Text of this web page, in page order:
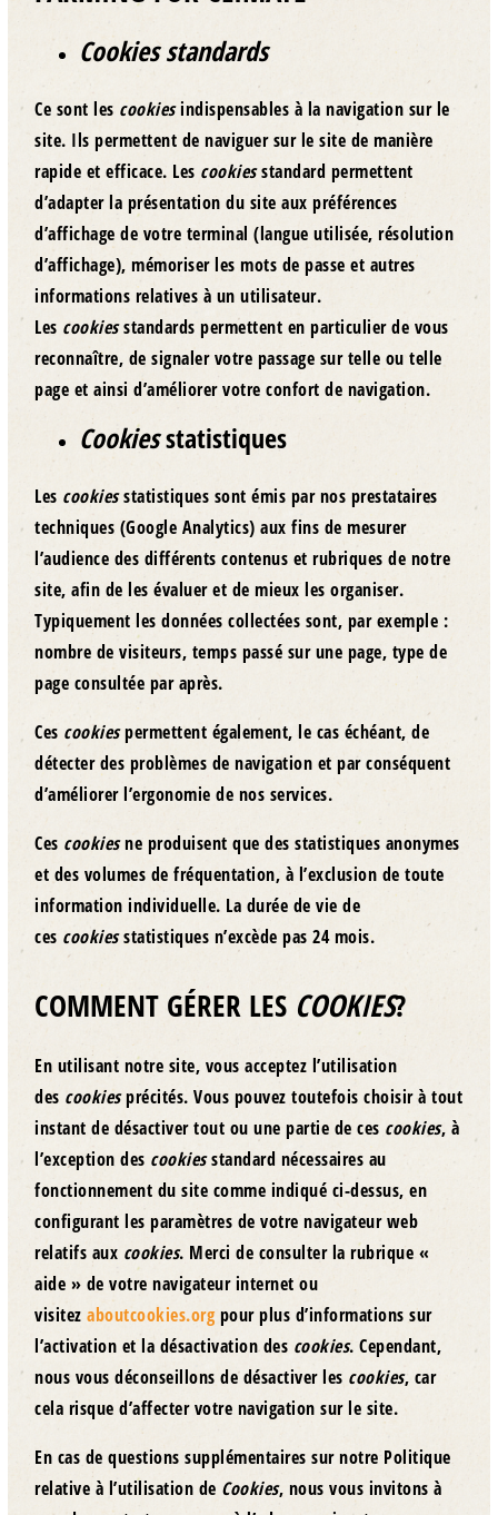
Cookies standards
Ce sont les cookiesindispensables à la navigation sur le
site. Ils permettent de naviguer sur le site de manière
rapide et efficace. Les cookiesstandard permettent
d’adapter la présentation du site aux préférences
d’affichage de votre terminal (langue utilisée, résolution
d’affichage), mémoriser les mots de passe et autres
informations relatives à un utilisateur.
Les cookiesstandards permettent en particulier de vous
reconnaître, de signaler votre passage sur telle ou telle
page et ainsi d’améliorer votre confort de navigation.
Cookiesstatistiques
Les cookiesstatistiques sont émis par nos prestataires
techniques (Google Analytics) aux fins de mesurer
l’audience des différents contenus et rubriques de notre
site, afin de les évaluer et de mieux les organiser.
Typiquement les données collectées sont, par exemple :
nombre de visiteurs, temps passé sur une page, type de
page consultée par après.
Ces cookiespermettent également, le cas échéant, de
détecter des problèmes de navigation et par conséquent
d’améliorer l’ergonomie de nos services.
Ces cookiesne produisent que des statistiques anonymes
et des volumes de fréquentation, à l’exclusion de toute
information individuelle. La durée de vie de
ces cookiesstatistiques n’excède pas 24 mois.
COMMENT GÉRER LES COOKIES?
En utilisant notre site, vous acceptez l’utilisation
des cookiesprécités. Vous pouvez toutefois choisir à tout
instant de désactiver tout ou une partie de ces cookies, à
l’exception des cookiesstandard nécessaires au
fonctionnement du site comme indiqué ci-dessus, en
configurant les paramètres de votre navigateur web
relatifs aux cookies. Merci de consulter la rubrique «
aide » de votre navigateur internet ou
visitez aboutcookies.orgpour plus d’informations sur
l’activation et la désactivation des cookies. Cependant,
nous vous déconseillons de désactiver les cookies, car
cela risque d’affecter votre navigation sur le site.
En cas de questions supplémentaires sur notre Politique
relative à l’utilisation de Cookies, nous vous invitons à